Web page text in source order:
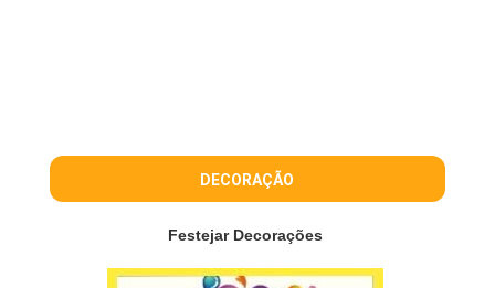
DECORAÇÃO
Festejar Decorações